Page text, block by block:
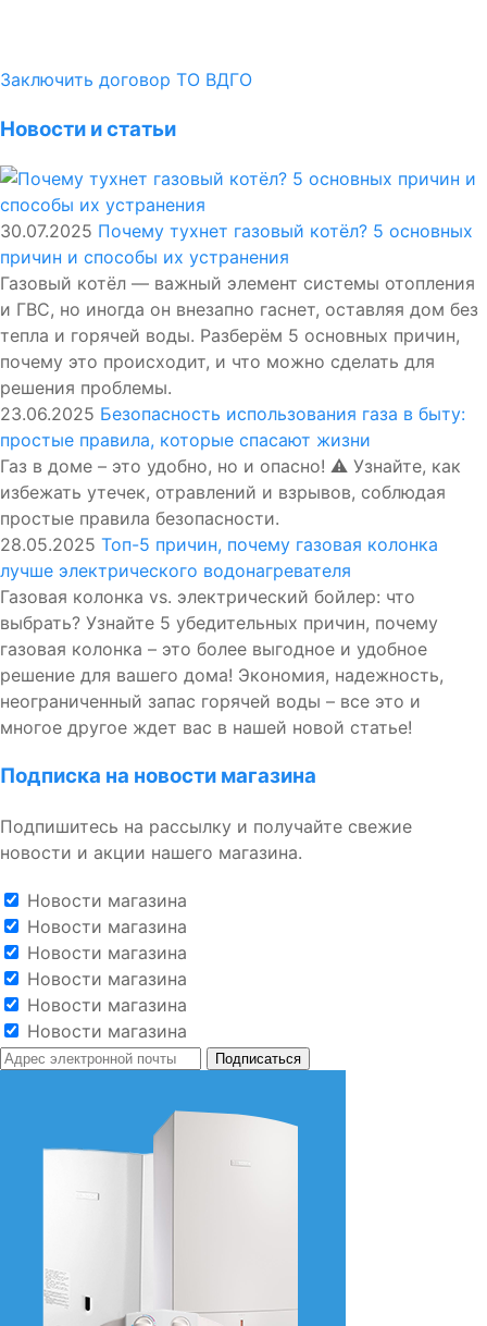
Заключить договор ТО ВДГО
Новости и статьи
30.07.2025 Почему тухнет газовый котёл? 5 основных
причин и способы их устранения
Газовый котёл — важный элемент системы отопления
и ГВС, но иногда он внезапно гаснет, оставляя дом без
тепла и горячей воды. Разберём 5 основных причин,
почему это происходит, и что можно сделать для
решения проблемы.
23.06.2025 Безопасность использования газа в быту:
простые правила, которые спасают жизни
Газ в доме – это удобно, но и опасно! ⚠️ Узнайте, как
избежать утечек, отравлений и взрывов, соблюдая
простые правила безопасности.
28.05.2025 Топ-5 причин, почему газовая колонка
лучше электрического водонагревателя
Газовая колонка vs. электрический бойлер: что
выбрать? Узнайте 5 убедительных причин, почему
газовая колонка – это более выгодное и удобное
решение для вашего дома! Экономия, надежность,
неограниченный запас горячей воды – все это и
многое другое ждет вас в нашей новой статье!
Подписка на новости магазина
Подпишитесь на рассылку и получайте свежие
новости и акции нашего магазина.
Новости магазина
Новости магазина
Новости магазина
Новости магазина
Новости магазина
Новости магазина